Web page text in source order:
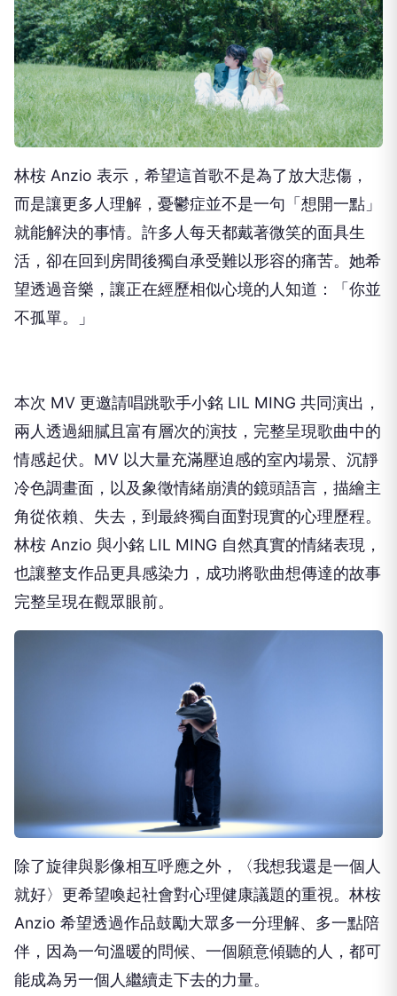
林桉 Anzio 表示，希望這首歌不是為了放大悲傷，
而是讓更多人理解，憂鬱症並不是一句「想開一點」
就能解決的事情。許多人每天都戴著微笑的面具生
活，卻在回到房間後獨自承受難以形容的痛苦。她希
望透過音樂，讓正在經歷相似心境的人知道：「你並
不孤單。」
本次 MV 更邀請唱跳歌手小銘 LIL MING 共同演出，
兩人透過細膩且富有層次的演技，完整呈現歌曲中的
情感起伏。MV 以大量充滿壓迫感的室內場景、沉靜
冷色調畫面，以及象徵情緒崩潰的鏡頭語言，描繪主
角從依賴、失去，到最終獨自面對現實的心理歷程。
林桉 Anzio 與小銘 LIL MING 自然真實的情緒表現，
也讓整支作品更具感染力，成功將歌曲想傳達的故事
完整呈現在觀眾眼前。
除了旋律與影像相互呼應之外，〈我想我還是一個人
就好〉更希望喚起社會對心理健康議題的重視。林桉
Anzio 希望透過作品鼓勵大眾多一分理解、多一點陪
伴，因為一句溫暖的問候、一個願意傾聽的人，都可
能成為另一個人繼續走下去的力量。